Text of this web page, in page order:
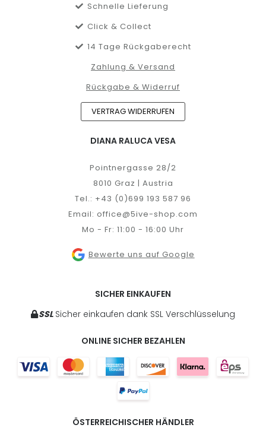
Schnelle Lieferung
Click & Collect
14 Tage Rückgaberecht
Zahlung & Versand
Rückgabe & Widerruf
VERTRAG WIDERRUFEN
DIANA RALUCA VESA
Pointnergasse 28/2
8010 Graz | Austria
Tel.: +43 (0)699 193 587 96
Email: office@5ive-shop.com
Mo - Fr: 11:00 - 16:00 Uhr
Bewerte uns auf Google
SICHER EINKAUFEN
SSL Sicher einkaufen dank SSL Verschlüsselung
ONLINE SICHER BEZAHLEN
ÖSTERREICHISCHER HÄNDLER